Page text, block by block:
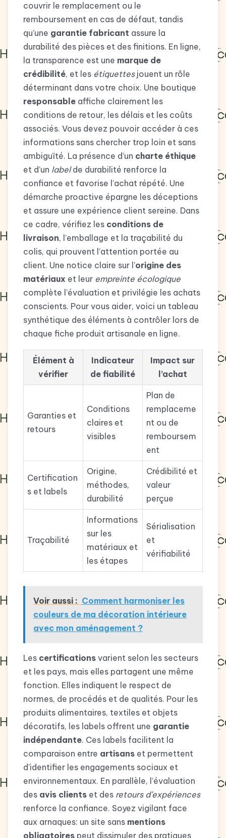
couvrir le remplacement ou le
remboursement en cas de défaut, tandis
qu’une garantie fabricant assure la
durabilité des pièces et des finitions. En ligne,
la transparence est une marque de
crédibilité, et les étiquettesjouent un rôle
déterminant dans votre choix. Une boutique
responsable affiche clairement les
conditions de retour, les délais et les coûts
associés. Vous devez pouvoir accéder à ces
informations sans chercher trop loin et sans
ambiguïté. La présence d’un charte éthique
et d’un labelde durabilité renforce la
confiance et favorise l’achat répété. Une
démarche proactive épargne les déceptions
et assure une expérience client sereine. Dans
ce cadre, vérifiez les conditions de
livraison, l’emballage et la traçabilité du
colis, qui prouvent l’attention portée au
client. Une notice claire sur l’origine des
matériaux et leur empreinte écologique
complète l’évaluation et privilégie les achats
conscients. Pour vous aider, voici un tableau
synthétique des éléments à contrôler lors de
chaque fiche produit artisanale en ligne.
Élément à
vérifier
Indicateur
de fiabilité
Impact sur
l’achat
Garanties et
retours
Conditions
claires et
visibles
Plan de
remplaceme
nt ou de
remboursem
ent
Certification
s et labels
Origine,
méthodes,
durabilité
Crédibilité et
valeur
perçue
Traçabilité
Informations
sur les
matériaux et
les étapes
Sérialisation
et
vérifiabilité
Voir aussi : Comment harmoniser les
couleurs de ma décoration intérieure
avec mon aménagement ?
Les certifications varient selon les secteurs
et les pays, mais elles partagent une même
fonction. Elles indiquent le respect de
normes, de procédés et de qualités. Pour les
produits alimentaires, textiles et objets
décoratifs, les labels offrent une garantie
indépendante. Ces labels facilitent la
comparaison entre artisans et permettent
d’identifier les engagements sociaux et
environnementaux. En parallèle, l’évaluation
des avis clients et des retours d’expériences
renforce la confiance. Soyez vigilant face
aux arnaques: un site sans mentions
obligatoires peut dissimuler des pratiques